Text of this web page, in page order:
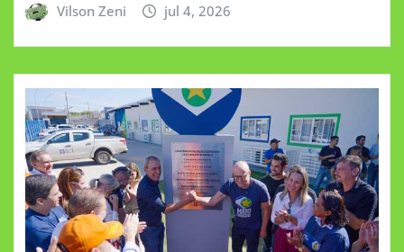
Vilson Zeni jul 4, 2026